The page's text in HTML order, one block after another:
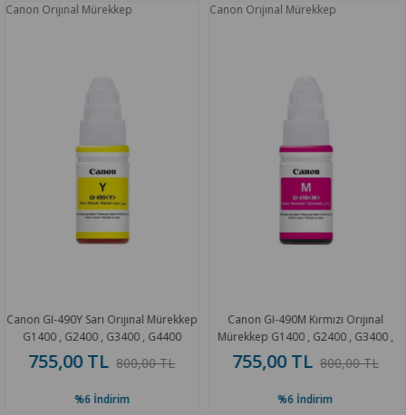
Orıjınal Mürekkep
GI-490Y Sarı Orıjınal Mürekkep
, G2400 , G3400 , G4400
755,00 TL 800,00 TL
İndirim
Canon Orıjınal Mürekkep
Canon GI-490M Kırmızı Orıjınal
Mürekkep G1400 , G2400 , G3400 ,
G4400
755,00 TL 800,00 TL
İndirim